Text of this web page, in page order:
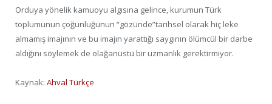
Orduya yönelik kamuoyu algısına gelince, kurumun Türk
toplumunun çoğunluğunun “gözünde”tarihsel olarak hiç leke
almamış imajının ve bu imajın yarattığı saygının ölümcül bir darbe
aldığını söylemek de olağanüstü bir uzmanlık gerektirmiyor.
Kaynak: Ahval Türkçe